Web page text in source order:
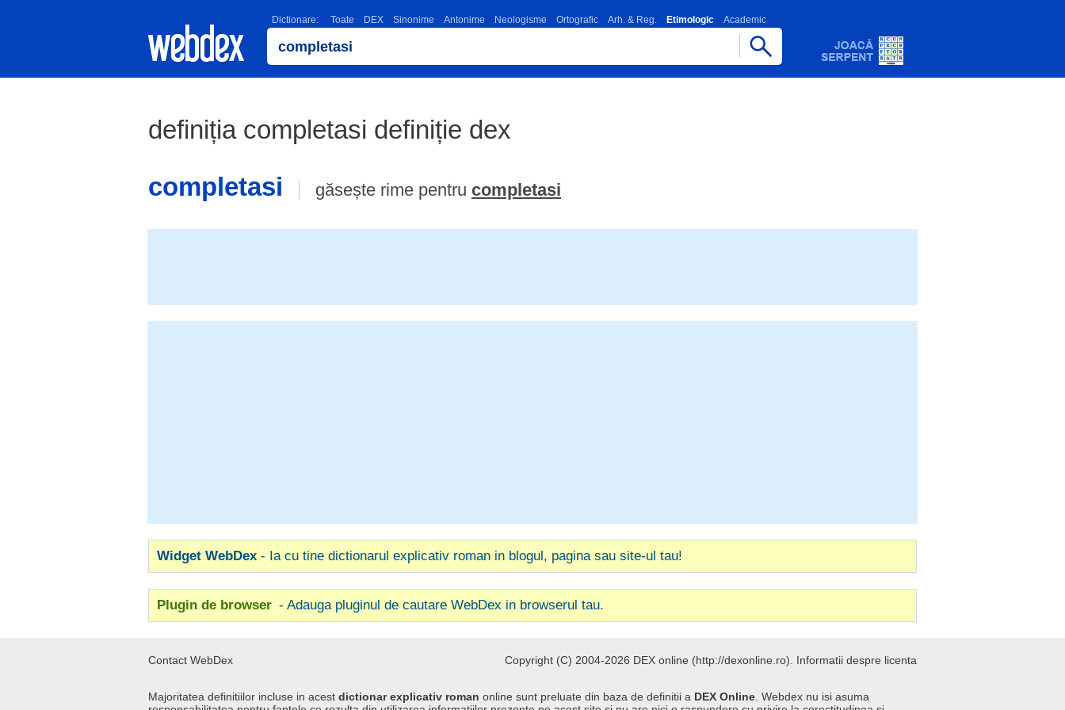
Dictionare: Toate DEX Sinonime Antonime Neologisme Ortografic Arh. & Reg. Etimologic Academic
definiția completasi definiție dex
completasi
găsește rime pentru completasi
Widget WebDex - Ia cu tine dictionarul explicativ roman in blogul, pagina sau site-ul tau!
Plugin de browser - Adauga pluginul de cautare WebDex in browserul tau.
Contact WebDex Copyright (C) 2004-2026 DEX online (http://dexonline.ro). Informatii despre licenta
Majoritatea definitiilor incluse in acest dictionar explicativ roman online sunt preluate din baza de definitii a DEX Online . Webdex nu isi asuma